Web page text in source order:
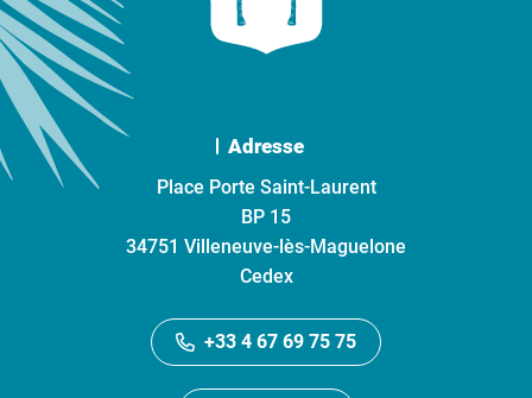
Adresse
Place Porte Saint-Laurent
BP 15
34751 Villeneuve-lès-Maguelone
Cedex
+33 4 67 69 75 75